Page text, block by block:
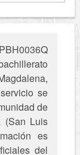
se
de
(San Luis
es
del